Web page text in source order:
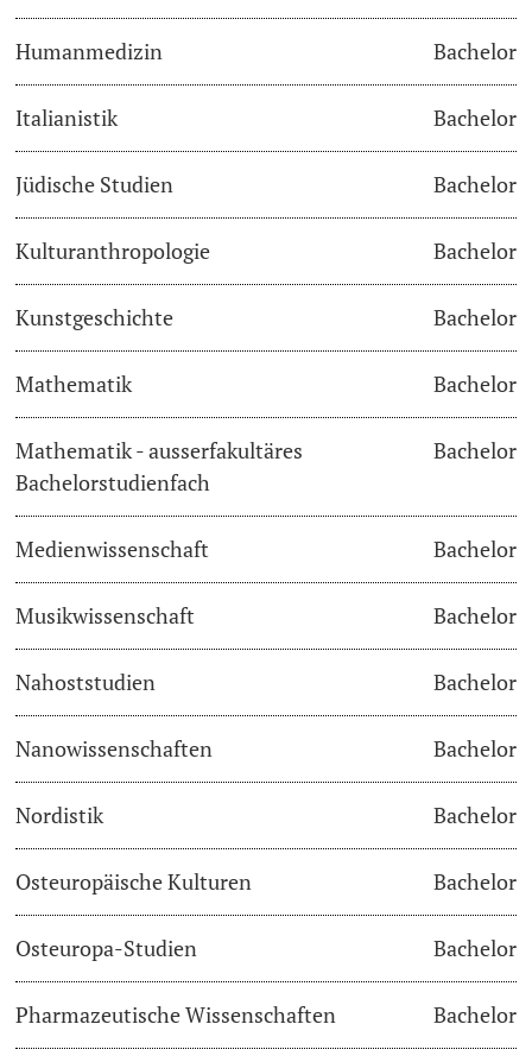
Soziales & Gesundheit
Koordinationsstelle für Geflüchtete
Beratungswegweiser
Lernen & Lehren
KI in Studium und Lehre
Digitales Lernen
Sprachenzentrum
Lernbörse
Lernräume
Humanmedizin Bachelor
Italianistik Bachelor
Jüdische Studien Bachelor
Kulturanthropologie Bachelor
Kunstgeschichte Bachelor
Mathematik Bachelor
Mathematik - ausserfakultäres
Bachelorstudienfach
Bachelor
Medienwissenschaft Bachelor
Musikwissenschaft Bachelor
Nahoststudien Bachelor
Nanowissenschaften Bachelor
Nordistik Bachelor
Osteuropäische Kulturen Bachelor
Osteuropa-Studien Bachelor
Pharmazeutische Wissenschaften Bachelor